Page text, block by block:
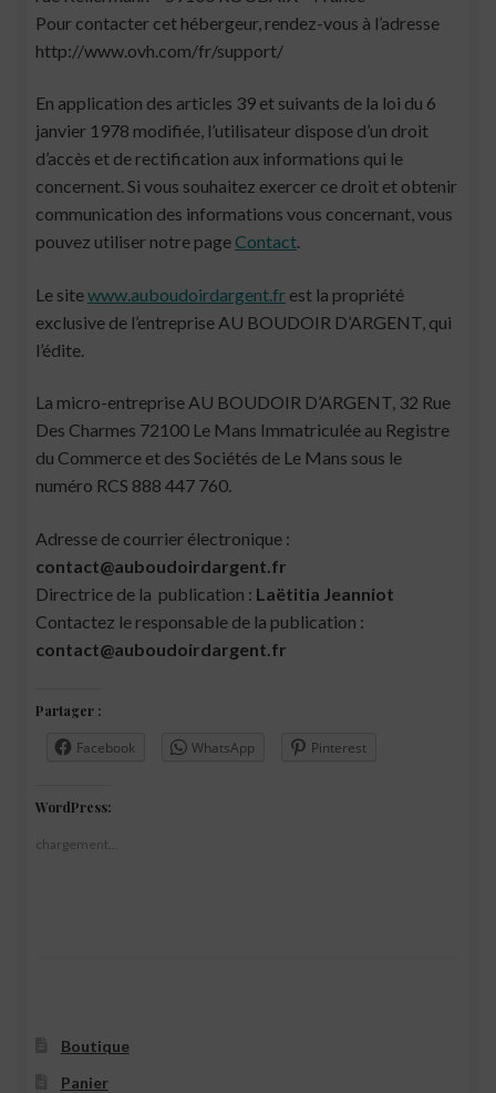
Pour contacter cet hébergeur, rendez-vous à l’adresse
http://www.ovh.com/fr/support/
En application des articles 39 et suivants de la loi du 6
janvier 1978 modifiée, l’utilisateur dispose d’un droit
d’accès et de rectification aux informations qui le
concernent. Si vous souhaitez exercer ce droit et obtenir
communication des informations vous concernant, vous
pouvez utiliser notre page Contact.
Le sitewww.auboudoirdargent.fr est la propriété
exclusive de l’entreprise AU BOUDOIR D’ARGENT, qui
l’édite.
La micro-entreprise AU BOUDOIR D’ARGENT, 32 Rue
Des Charmes 72100 Le Mans Immatriculée au Registre
du Commerce et des Sociétés de Le Mans sous le
numéro RCS 888 447 760.
Adresse de courrier électronique :
contact@auboudoirdargent.fr
Directrice de la publication : Laëtitia Jeanniot
Contactez le responsable de la publication :
contact@auboudoirdargent.fr
Partager :
Facebook WhatsApp Pinterest
WordPress:
chargement…
Boutique
Panier